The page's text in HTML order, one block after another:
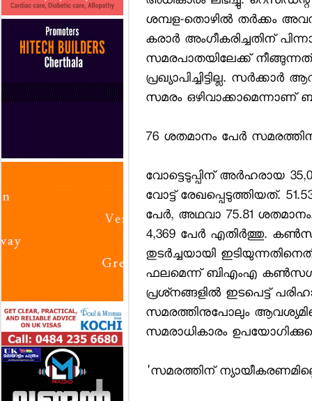
ശമ്പള-തൊഴില്‍ തര്‍ക്കം
കരാര്‍ അംഗീകരിച്ചതിന്
സമരപാതയിലേക്ക്
പ്രഖ്യാപിച്ചിട്ടില്ല.
സമരം ഒഴിവാക്കാമെന്നാണ്
76 ശതമാനം പേര്‍
വോട്ടെടുപ്പിന് അര്‍ഹരായ
വോട്ട് രേഖപ്പെടുത്തിയത്.
പേര്‍, അഥവാ 75.81
4,369 പേര്‍ എതിര്‍ത്തു.
തുടര്‍ച്ചയായി
ഫലമെന്ന് ബിഎംഎ
പ്രശ്‌നങ്ങളില്‍ ഇടപെട്ട്
സമരത്തിനുപോലും
സമരാധികാരം
'സമരത്തിന്